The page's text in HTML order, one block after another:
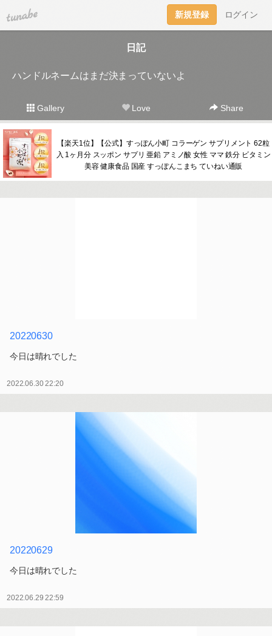
tuna.be 新規登録 ログイン
日記
ハンドルネームはまだ決まっていないよ
Gallery Love Share
【楽天1位】【公式】すっぽん小町 コラーゲン サプリメント 62粒
入 1ヶ月分 スッポン サプリ 亜鉛 アミノ酸 女性 ママ 鉄分 ビタミン
美容 健康食品 国産 すっぽんこまち ていねい通販
20220630
今日は晴れでした
2022.06.30 22:20
20220629
今日は晴れでした
2022.06.29 22:59